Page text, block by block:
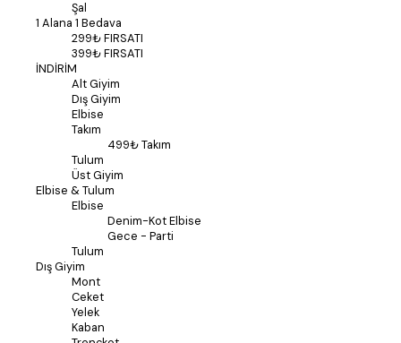
Şal
1 Alana 1 Bedava
299₺ FIRSATI
399₺ FIRSATI
İNDİRİM
Alt Giyim
Dış Giyim
Elbise
Takım
499₺ Takım
Tulum
Üst Giyim
Elbise & Tulum
Elbise
Denim-Kot Elbise
Gece - Parti
Tulum
Dış Giyim
Mont
Ceket
Yelek
Kaban